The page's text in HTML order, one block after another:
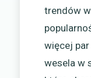
trendów
więcej
wesela w